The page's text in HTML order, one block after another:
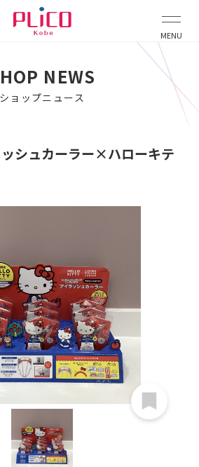
MENU
NEWS
ショップニュース
ッシュカーラー×ハローキテ